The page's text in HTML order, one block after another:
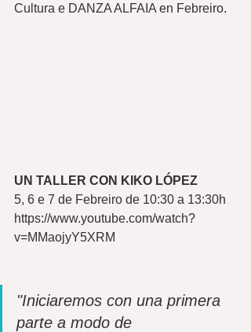
Cultura e DANZA ALFAIA en Febreiro.
UN TALLER CON KIKO LÓPEZ
5, 6 e 7 de Febreiro de 10:30 a 13:30h
https://www.youtube.com/watch?
v=MMaojyY5XRM
"Iniciaremos con una primera
parte a modo de